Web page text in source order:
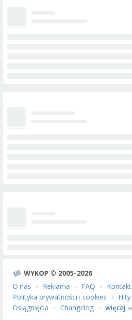
WYKOP © 2005-2026
O nas
Reklama FAQ Kontakt
Polityka prywatności i cookies
Hity
Osiągnięcia
Changelog więcej